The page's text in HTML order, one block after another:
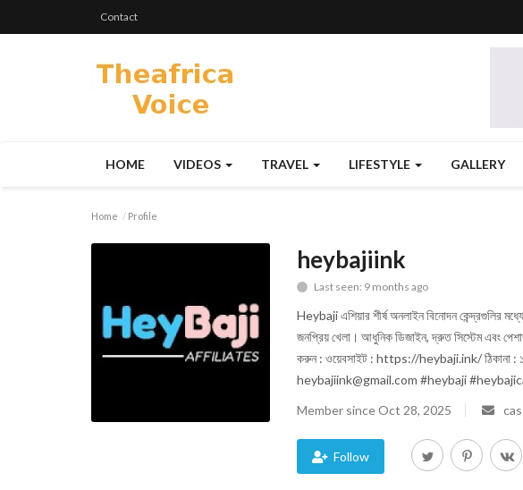
Contact
HOME VIDEOS TRAVEL LIFESTYLE GALLERY
Home Profile
heybajiink
Last seen: 9 months ago
Heybaji এশিয়ার শীর্ষ অনলাইন বিনোদন কেন্দ্রগুলির
জনপ্রিয় খেলা। আধুনিক ডিজাইন, দ্রুত সিস্টেম এবং
করুন : ওয়েবসাইট : https://heybaji.ink/ ঠিকানা :
heybajiink@gmail.com #heybaji
Member since Oct 28, 2025
Follow